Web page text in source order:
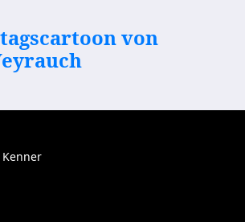
von